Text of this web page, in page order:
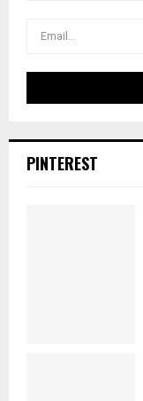
PINTEREST